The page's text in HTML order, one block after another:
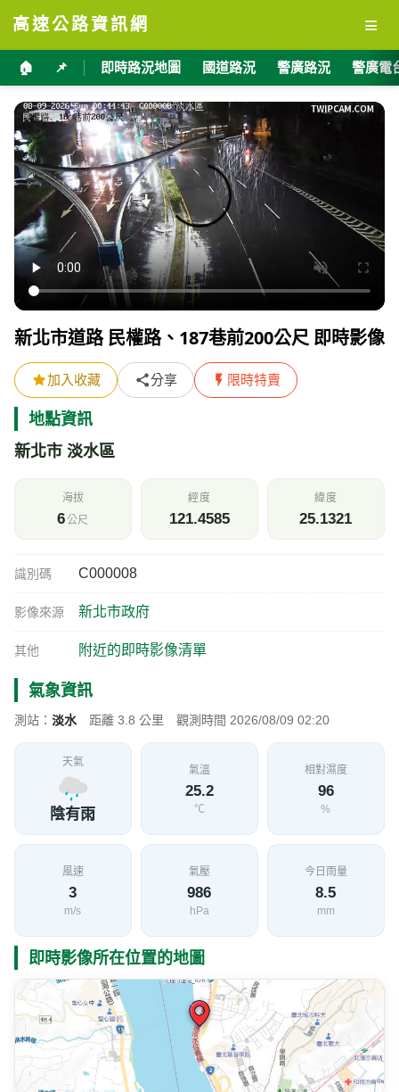
高速公路資訊網 ≡
🏠 📌 即時路況地圖 國道路況 警廣路況 警廣電
新北市道路 民權路、187巷前200公尺 即時影像
加入收藏 分享 限時特賣
地點資訊
新北市 淡水區
海拔
6公尺
經度
121.4585
緯度
25.1321
識別碼 C000008
影像來源 新北市政府
其他 附近的即時影像清單
氣象資訊
測站： 淡水 距離 3.8 公里 觀測時間 2026/08/09 02:20
天氣
陰有雨
氣溫
25.2
℃
相對濕度
96
%
風速
3
m/s
氣壓
986
hPa
今日雨量
8.5
mm
即時影像所在位置的地圖